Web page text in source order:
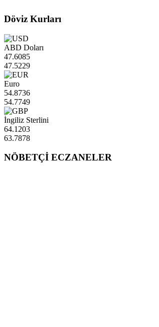
Döviz Kurları
ABD Doları
47.6085
47.5229
Euro
54.8736
54.7749
İngiliz Sterlini
64.1203
63.7878
NÖBETÇİ ECZANELER